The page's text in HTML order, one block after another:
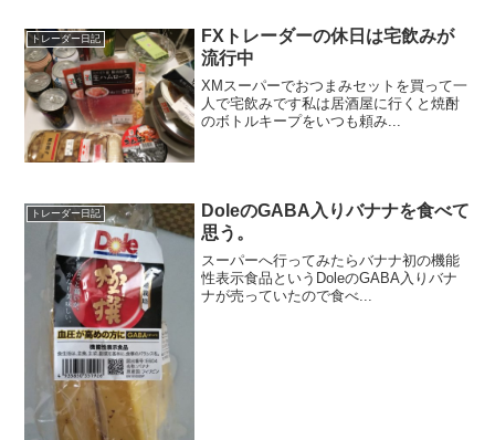
トレーダー日記
FXトレーダーの休日は宅飲みが
流行中
XMスーパーでおつまみセットを買って一
人で宅飲みです私は居酒屋に行くと焼酎
のボトルキープをいつも頼み...
トレーダー日記
DoleのGABA入りバナナを食べて
思う。
スーパーへ行ってみたらバナナ初の機能
性表示食品というDoleのGABA入りバナ
ナが売っていたので食べ...